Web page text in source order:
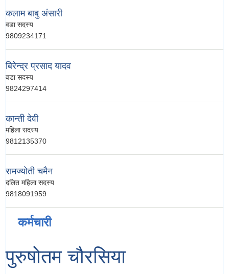
कलाम बाबु अंसारी
वडा सदस्य
9809234171
बिरेन्द्र प्रसाद यादव
वडा सदस्य
9824297414
कान्ती देवी
महिला सदस्य
9812135370
रामज्योती चमैन
दलित महिला सदस्य
9818091959
कर्मचारी
पुरुषोतम चौरसिया